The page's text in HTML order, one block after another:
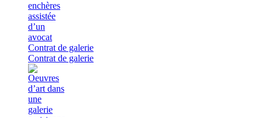
Contrat de galerie
Contrat de galerie